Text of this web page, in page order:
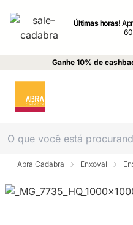
Últimas horas!
Ganhe 10% de
Abra Cadabra Enxoval